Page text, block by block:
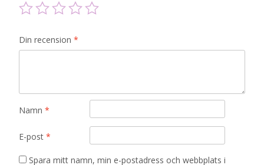
Din recension *
Namn *
E-post *
Spara mitt namn, min e-postadress och webbplats i